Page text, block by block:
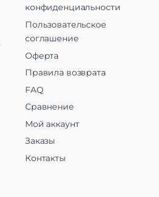
конфиденциальности
Пользовательское
соглашение
Оферта
Правила возврата
FAQ
Сравнение
Мой аккаунт
Заказы
Контакты